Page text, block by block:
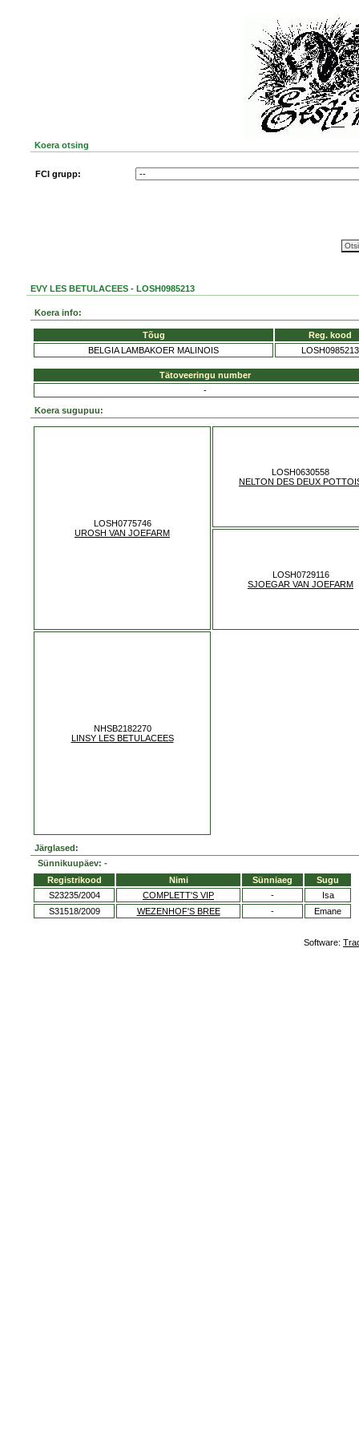
Koera otsing
FCI grupp:
EVY LES BETULACEES - LOSH0985213
Koera info:
Tõug
Reg. kood
BELGIA LAMBAKOER MALINOIS
LOSH0985213
Tätoveeringu number
-
Koera sugupuu:
LOSH0775746
UROSH VAN JOEFARM
LOSH0630558
NELTON DES DEUX
LOSH0729116
SJOEGAR VAN JOEFARM
NHSB2182270
LINSY LES BETULACEES
Järglased:
Sünnikuupäev: -
Registrikood
Nimi Sünniaeg
Sugu
S23235/2004
COMPLETT'S VIP -
Isa
S31518/2009
WEZENHOF'S BREE - Emane
Software: